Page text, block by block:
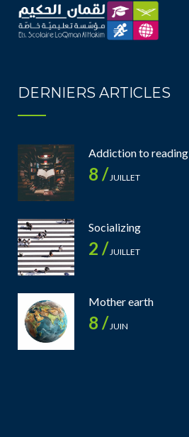
DERNIERS ARTICLES
Addiction to reading
8 /JUILLET
Socializing
2 /JUILLET
Mother earth
8 /JUIN